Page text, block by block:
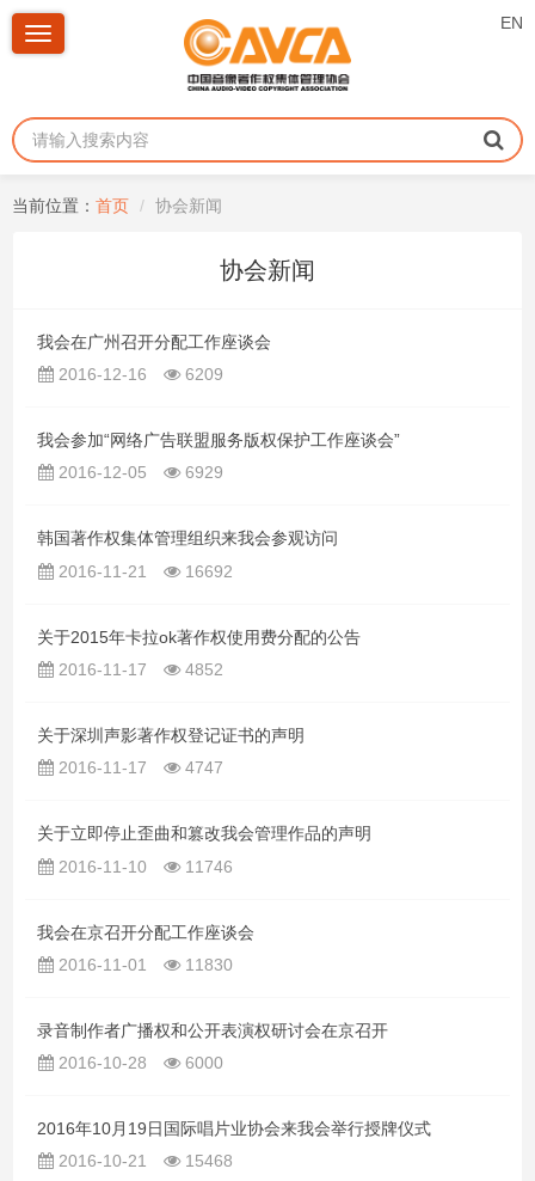
EN
Toggle
当前位置： 首页 协会新闻
协会新闻
我会在广州召开分配工作座谈会
2016-12-16
6209
我会参加“网络广告联盟服务版权保护工作座谈会”
2016-12-05
6929
韩国著作权集体管理组织来我会参观访问
2016-11-21
16692
关于2015年卡拉ok著作权使用费分配的公告
2016-11-17
4852
关于深圳声影著作权登记证书的声明
2016-11-17
4747
关于立即停止歪曲和篡改我会管理作品的声明
2016-11-10
11746
我会在京召开分配工作座谈会
2016-11-01
11830
录音制作者广播权和公开表演权研讨会在京召开
2016-10-28
6000
2016年10月19日国际唱片业协会来我会举行授牌仪式
2016-10-21
15468